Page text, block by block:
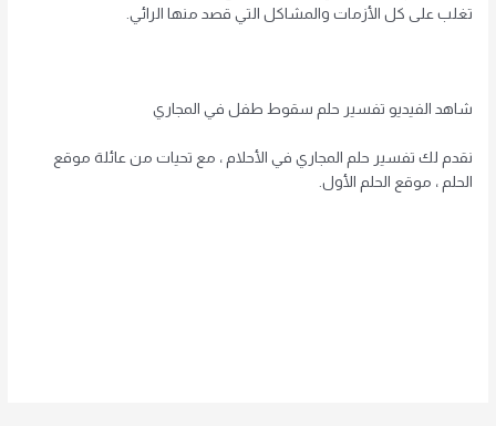
تغلب على كل الأزمات والمشاكل التي قصد منها الرائي.
شاهد الفيديو تفسير حلم سقوط طفل في المجاري
نقدم لك تفسير حلم المجاري في الأحلام ، مع تحيات من عائلة موقع
الحلم ، موقع الحلم الأول.